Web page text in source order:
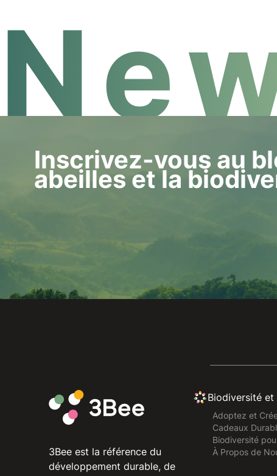
Inscrivez-vous au
abeilles et la
3Bee est la référence du
développement durable, de
Biodiversité et
Adoptez et
Cadeaux
Biodiversité
À Propos de